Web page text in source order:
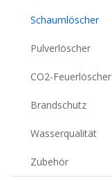
Schaumlöscher
Pulverlöscher
CO2-Feuerlöscher
Brandschutz
Wasserqualität
Zubehör